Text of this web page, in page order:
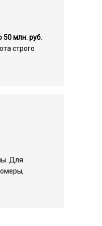
50 млн. руб
строго
Для